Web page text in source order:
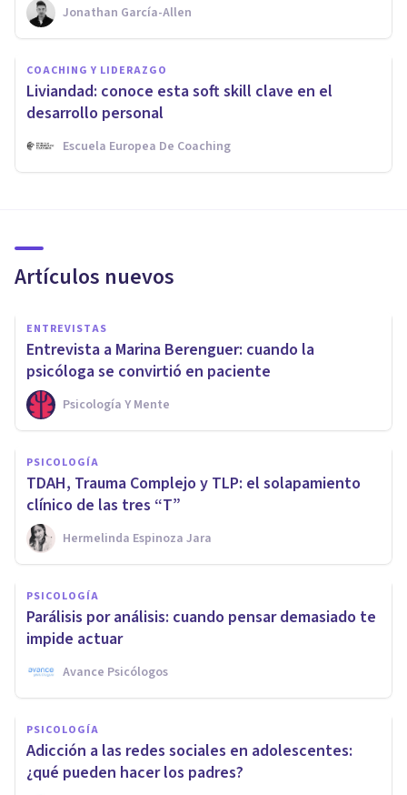
Jonathan García-Allen
COACHING Y LIDERAZGO
Liviandad: conoce esta soft skill clave en el
desarrollo personal
Escuela Europea De Coaching
Artículos nuevos
ENTREVISTAS
Entrevista a Marina Berenguer: cuando la
psicóloga se convirtió en paciente
Psicología Y Mente
PSICOLOGÍA
TDAH, Trauma Complejo y TLP: el solapamiento
clínico de las tres “T”
Hermelinda Espinoza Jara
PSICOLOGÍA
Parálisis por análisis: cuando pensar demasiado te
impide actuar
Avance Psicólogos
PSICOLOGÍA
Adicción a las redes sociales en adolescentes:
¿qué pueden hacer los padres?